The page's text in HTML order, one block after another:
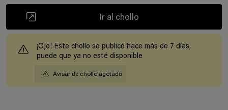
Ir al chollo
¡Ojo! Este chollo se publicó hace más de 7 días,
puede que ya no esté disponible
Avisar de chollo agotado